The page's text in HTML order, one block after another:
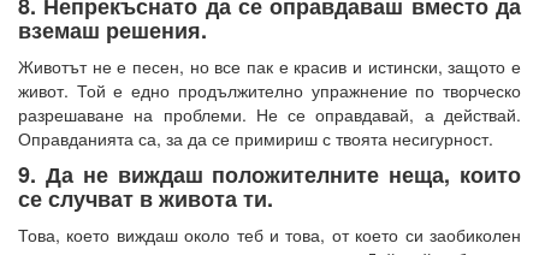
вземаш решения.
Животът не е песен, но все пак е красив и истински, защото е
живот. Той е едно продължително упражнение по творческо
разрешаване на проблеми. Не се оправдавай, а действай.
Оправданията са, за да се примириш с твоята несигурност.
9. Да не виждаш положителните неща, които
се случват в живота ти.
Това, което виждаш около теб и това, от което си заобиколен